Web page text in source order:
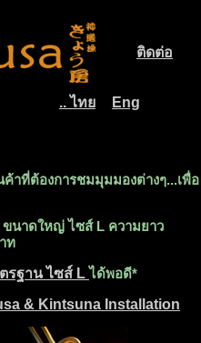
ติดต่อ
.. ไทย Eng
าที่ต้องการชมมุมมองต่างๆ...เพื่อ
ขนาดใหญ่ ไซส์ L ความยาว
ท
รฐาน ไซส์ Lได้พอดี*
& Kintsuna Installation